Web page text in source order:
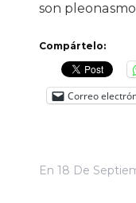
son
Compártelo:
Correo
En 18 De